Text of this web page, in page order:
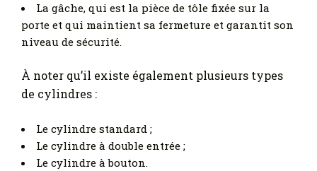
La gâche, qui est la pièce de tôle fixée sur la
porte et qui maintient sa fermeture et garantit son
niveau de sécurité.
À noter qu’il existe également plusieurs types
de cylindres :
Le cylindre standard ;
Le cylindre à double entrée ;
Le cylindre à bouton.